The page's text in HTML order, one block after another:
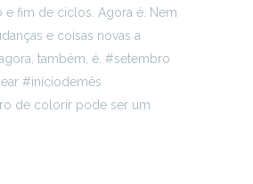
de colorir pode ser um